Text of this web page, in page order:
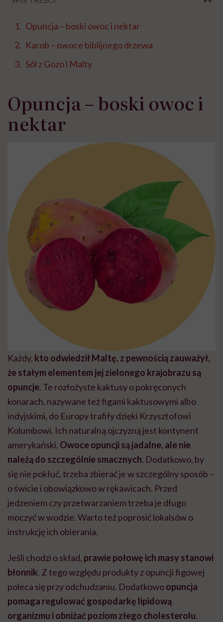
Opuncja – boski owoc i nektar
Karob – owoce biblijnego drzewa
Sól z Gozo i Malty
Opuncja – boski owoc i
nektar
Każdy, kto odwiedził Maltę, z pewnością zauważył,
że stałym elementem jej zielonego krajobrazu są
opuncje. Te rozłożyste kaktusy o pokręconych
konarach, nazywane też figami kaktusowymi albo
indyjskimi, do Europy trafiły dzięki Krzysztofowi
Kolumbowi. Ich naturalną ojczyzną jest kontynent
amerykański. Owoce opuncji są jadalne, ale nie
należą do szczególnie smacznych. Dodatkowo, by
się nie pokłuć, trzeba zbierać je w szczególny sposób –
o świcie i obowiązkowo w rękawicach. Przed
jedzeniem czy przetwarzaniem trzeba je długo
moczyć w wodzie. Warto też poprosić lokalsów o
instrukcję ich obierania.
Jeśli chodzi o skład, prawie połowę ich masy stanowi
błonnik. Z tego względu produkty z opuncji figowej
poleca się przy odchudzaniu. Dodatkowoopuncja
pomaga regulować gospodarkę lipidową
organizmu i obniżać poziom złego cholesterolu.